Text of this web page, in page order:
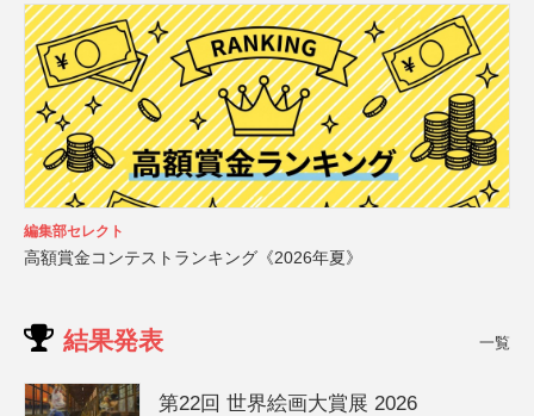
編集部セレクト
高額賞金コンテストランキング《2026年夏》
結果発表 一覧
第22回 世界絵画大賞展 2026